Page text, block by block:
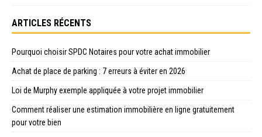
ARTICLES RÉCENTS
Pourquoi choisir SPDC Notaires pour votre achat immobilier
Achat de place de parking : 7 erreurs à éviter en 2026
Loi de Murphy exemple appliquée à votre projet immobilier
Comment réaliser une estimation immobilière en ligne gratuitement
pour votre bien